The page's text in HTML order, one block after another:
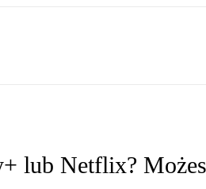
lub Netflix?